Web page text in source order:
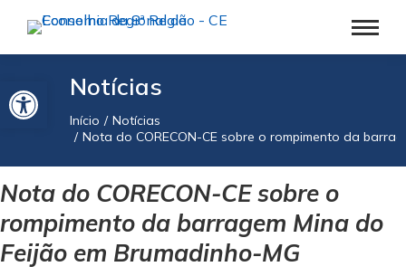
Barra de Ferramentas AbertaNotícias
Você está aqui:
Início
Notícias
Nota do CORECON-CE sobre o rompimento da
Nota do CORECON-CE sobre o
rompimento da barragem Mina do
Feijão em Brumadinho-MG